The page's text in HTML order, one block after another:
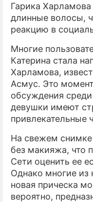
Гарика
длинные волосы,
реакцию в
Многие
Катерина стала
Харламова,
Асмус. Это
обсуждения
девушки имеют
привлекательные
На свежем снимке
без макияжа, что
Сети оценить ее
Однако многие из
новая прическа
вероятно,